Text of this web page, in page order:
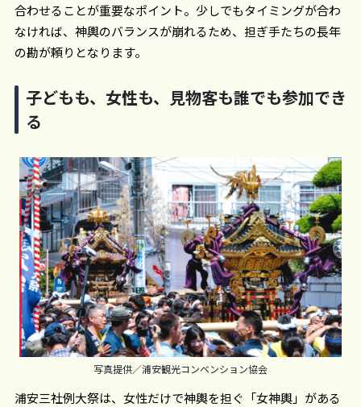
合わせることが重要なポイント。少しでもタイミングが合わ
なければ、神輿のバランスが崩れるため、担ぎ手たちの長年
の勘が頼りとなります。
子どもも、女性も、見物客も誰でも参加でき
る
写真提供／浦安観光コンベンション協会
浦安三社例大祭は、女性だけで神輿を担ぐ「女神輿」がある